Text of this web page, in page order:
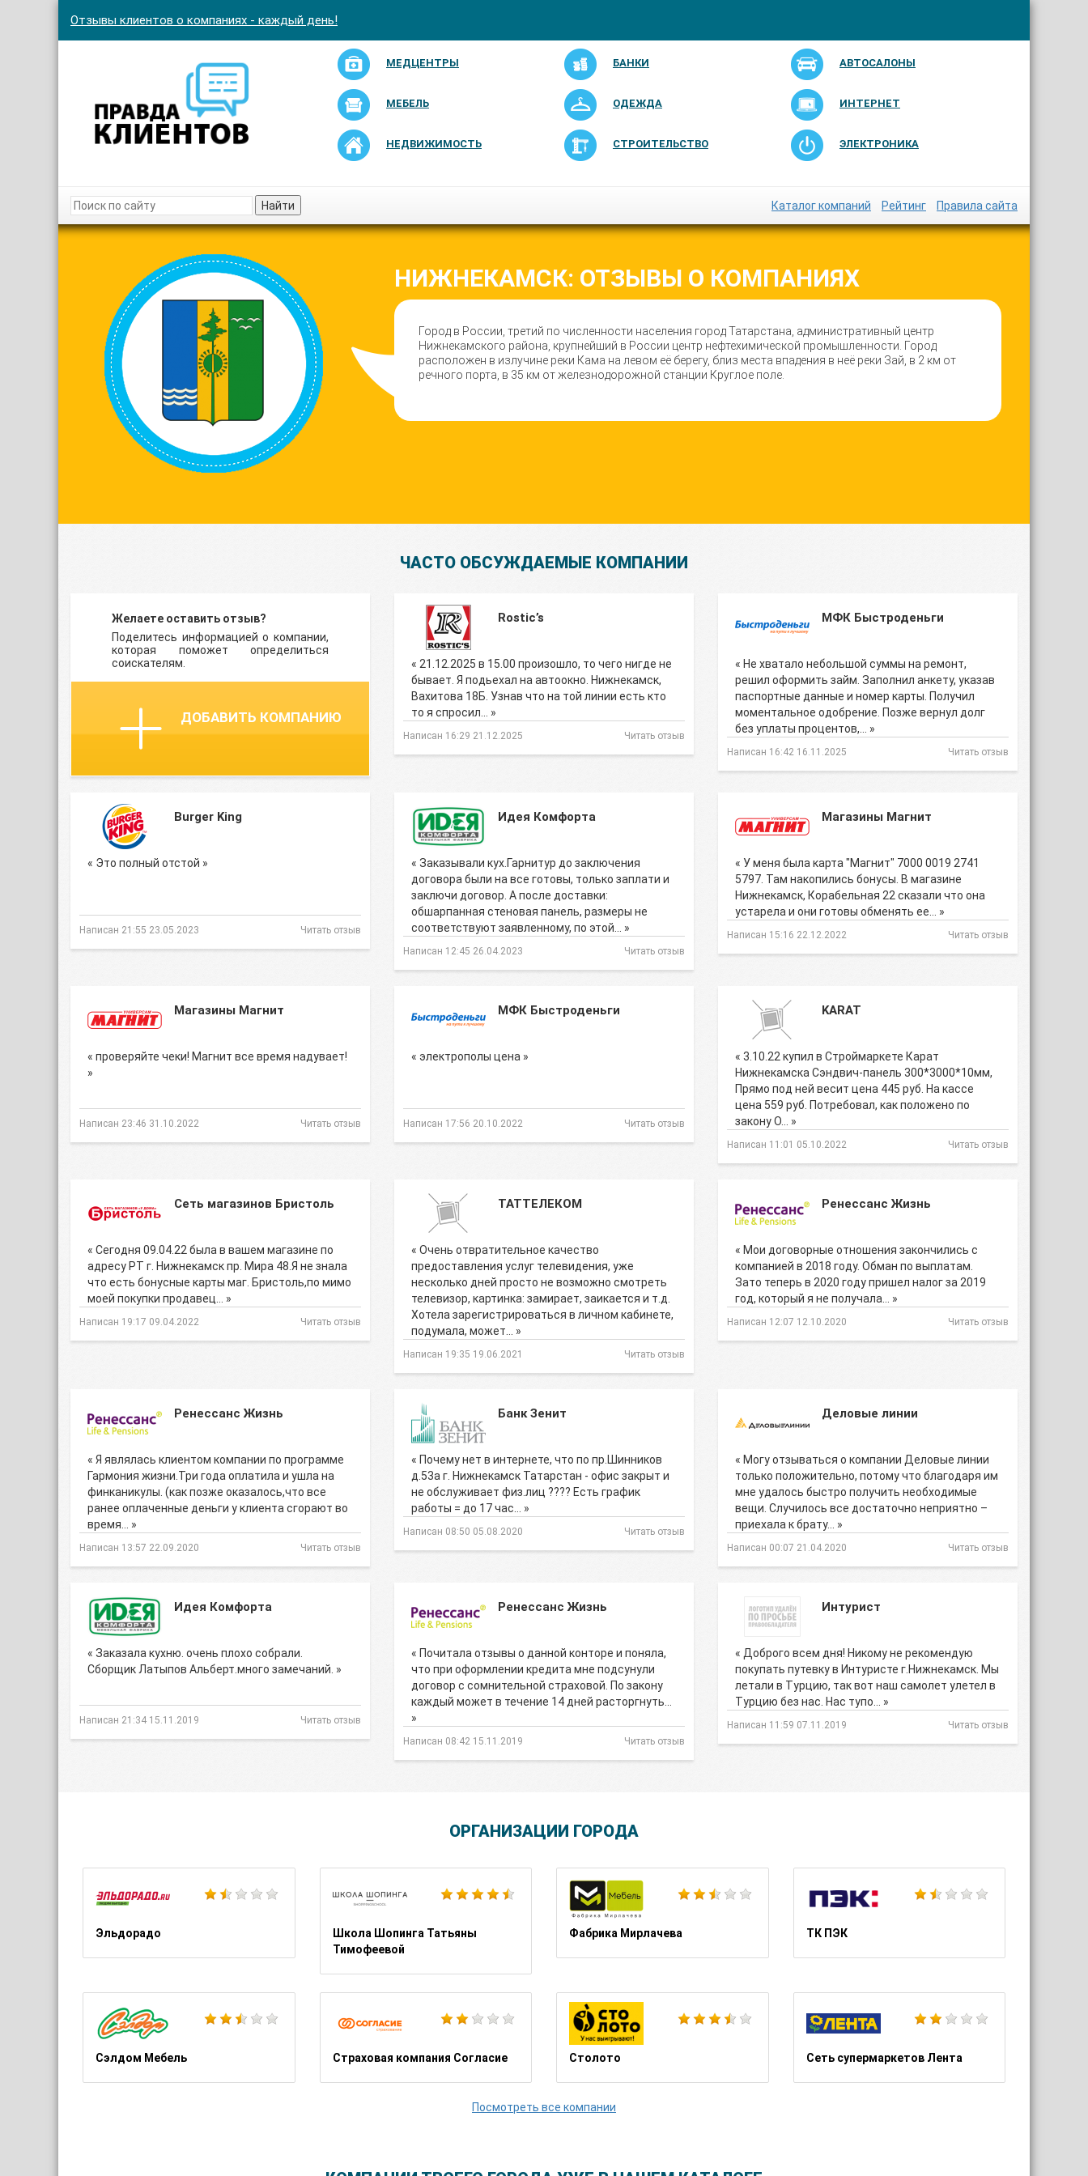
Отзывы клиентов о компаниях - каждый день!
МЕДЦЕНТРЫ БАНКИ АВТОСАЛОНЫ
МЕБЕЛЬ ОДЕЖДА ИНТЕРНЕТ
НЕДВИЖИМОСТЬ СТРОИТЕЛЬСТВО ЭЛЕКТРОНИКА
Найти Каталог компаний Рейтинг Правила сайта
НИЖНЕКАМСК: ОТЗЫВЫ О КОМПАНИЯХ
Город в России, третий по численности населения город Татарстана, административный центр
Нижнекамского района, крупнейший в России центр нефтехимической промышленности. Город
расположен в излучине реки Кама на левом её берегу, близ места впадения в неё реки Зай, в 2 км от
речного порта, в 35 км от железнодорожной станции Круглое поле.
ЧАСТО ОБСУЖДАЕМЫЕ КОМПАНИИ
Желаете оставить отзыв?
Поделитесь информацией о компании,
которая поможет определиться
соискателям.
ДОБАВИТЬ КОМПАНИЮ
Rostic’s
« 21.12.2025 в 15.00 произошло, то чего нигде не
бывает. Я подьехал на автоокно. Нижнекамск,
Вахитова 18Б. Узнав что на той линии есть кто
то я спросил… »
Написан 16:29 21.12.2025 Читать отзыв
МФК Быстроденьги
« Не хватало небольшой суммы на ремонт,
решил оформить займ. Заполнил анкету, указав
паспортные данные и номер карты. Получил
моментальное одобрение. Позже вернул долг
без уплаты процентов,… »
Написан 16:42 16.11.2025 Читать отзыв
Burger King
« Это полный отстой »
Написан 21:55 23.05.2023 Читать отзыв
Идея Комфорта
« Заказывали кух.Гарнитур до заключения
договора были на все готовы, только заплати и
заключи договор. А после доставки:
обшарпанная стеновая панель, размеры не
соответствуют заявленному, по этой… »
Написан 12:45 26.04.2023 Читать отзыв
Магазины Магнит
« У меня была карта "Магнит" 7000 0019 2741
5797. Там накопились бонусы. В магазине
Нижнекамск, Корабельная 22 сказали что она
устарела и они готовы обменять ее… »
Написан 15:16 22.12.2022 Читать отзыв
Магазины Магнит
« проверяйте чеки! Магнит все время надувает!
»
Написан 23:46 31.10.2022 Читать отзыв
МФК Быстроденьги
« электрополы цена »
Написан 17:56 20.10.2022 Читать отзыв
KARAT
« 3.10.22 купил в Строймаркете Карат
Нижнекамска Сэндвич-панель 300*3000*10мм,
Прямо под ней весит цена 445 руб. На кассе
цена 559 руб. Потребовал, как положено по
закону О… »
Написан 11:01 05.10.2022 Читать отзыв
Сеть магазинов Бристоль
« Сегодня 09.04.22 была в вашем магазине по
адресу РТ г. Нижнекамск пр. Мира 48.Я не знала
что есть бонусные карты маг. Бристоль,по мимо
моей покупки продавец… »
Написан 19:17 09.04.2022 Читать отзыв
ТАТТЕЛЕКОМ
« Очень отвратительное качество
предоставления услуг телевидения, уже
несколько дней просто не возможно смотреть
телевизор, картинка: замирает, заикается и т.д.
Хотела зарегистрироваться в личном кабинете,
подумала, может… »
Написан 19:35 19.06.2021 Читать отзыв
Ренессанс Жизнь
« Мои договорные отношения закончились с
компанией в 2018 году. Обман по выплатам.
Зато теперь в 2020 году пришел налог за 2019
год, который я не получала… »
Написан 12:07 12.10.2020 Читать отзыв
Ренессанс Жизнь
« Я являлась клиентом компании по программе
Гармония жизни.Три года оплатила и ушла на
финканикулы. (как позже оказалось,что все
ранее оплаченные деньги у клиента сгорают во
время… »
Написан 13:57 22.09.2020 Читать отзыв
Банк Зенит
« Почему нет в интернете, что по пр.Шинников
д.53а г. Нижнекамск Татарстан - офис закрыт и
не обслуживает физ.лиц ???? Есть график
работы = до 17 час… »
Написан 08:50 05.08.2020 Читать отзыв
Деловые линии
« Могу отзываться о компании Деловые линии
только положительно, потому что благодаря им
мне удалось быстро получить необходимые
вещи. Случилось все достаточно неприятно –
приехала к брату… »
Написан 00:07 21.04.2020 Читать отзыв
Идея Комфорта
« Заказала кухню. очень плохо собрали.
Сборщик Латыпов Альберт.много замечаний. »
Написан 21:34 15.11.2019 Читать отзыв
Ренессанс Жизнь
« Почитала отзывы о данной конторе и поняла,
что при оформлении кредита мне подсунули
договор с сомнительной страховой. По закону
каждый может в течение 14 дней расторгнуть…
»
Написан 08:42 15.11.2019 Читать отзыв
Интурист
« Доброго всем дня! Никому не рекомендую
покупать путевку в Интуристе г.Нижнекамск. Мы
летали в Турцию, так вот наш самолет улетел в
Турцию без нас. Нас тупо… »
Написан 11:59 07.11.2019 Читать отзыв
ОРГАНИЗАЦИИ ГОРОДА
Эльдорадо
Школа Шопинга Татьяны
Тимофеевой
Фабрика Мирлачева ТК ПЭК
Сэлдом Мебель
Сэлдом Мебель
Страховая компания Согласие Столото Сеть супермаркетов Лента
Посмотреть все компании